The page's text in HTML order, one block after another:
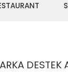
DESTEK